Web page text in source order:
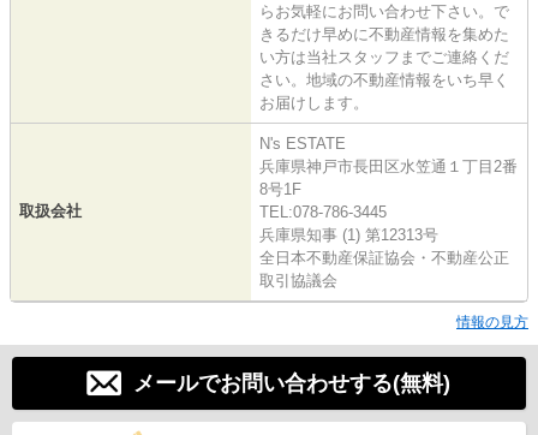
らお気軽にお問い合わせ下さい。で
きるだけ早めに不動産情報を集めた
い方は当社スタッフまでご連絡くだ
さい。地域の不動産情報をいち早く
お届けします。
取扱会社
N's ESTATE
兵庫県神戸市長田区水笠通１丁目2番
8号1F
TEL:078-786-3445
兵庫県知事 (1) 第12313号
全日本不動産保証協会・不動産公正
取引協議会
情報の見方
メールでお問い合わせする(無料)